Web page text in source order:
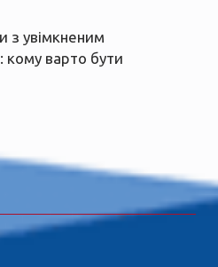
з увімкненим
кому варто бути